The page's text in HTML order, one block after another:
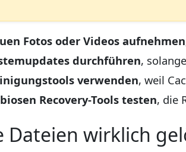
Fotos oder Videos aufnehmen
durchführen,
verwenden, weil
Recovery-Tools testen, die
Dateien wirklich